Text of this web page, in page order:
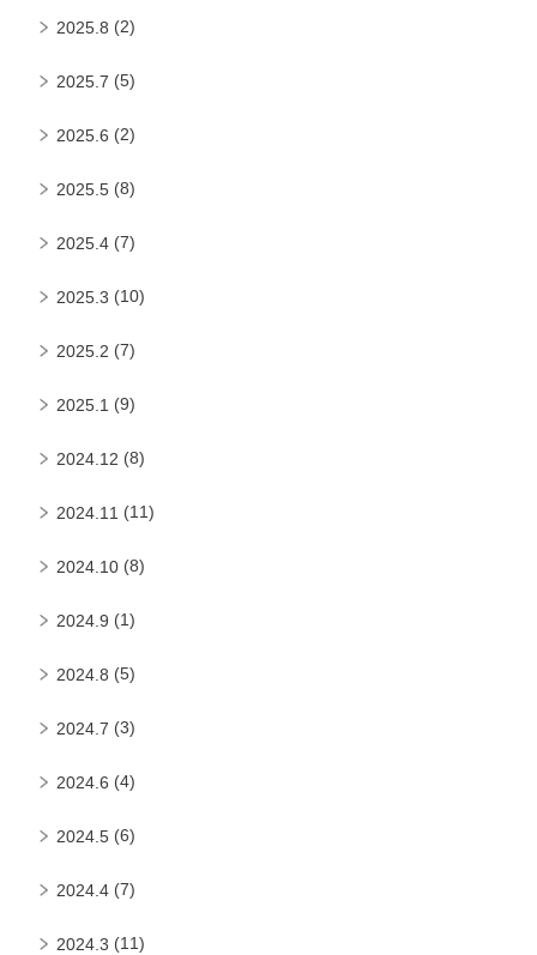
2025.8 (2)
2025.7 (5)
2025.6 (2)
2025.5 (8)
2025.4 (7)
2025.3 (10)
2025.2 (7)
2025.1 (9)
2024.12 (8)
2024.11 (11)
2024.10 (8)
2024.9 (1)
2024.8 (5)
2024.7 (3)
2024.6 (4)
2024.5 (6)
2024.4 (7)
2024.3 (11)